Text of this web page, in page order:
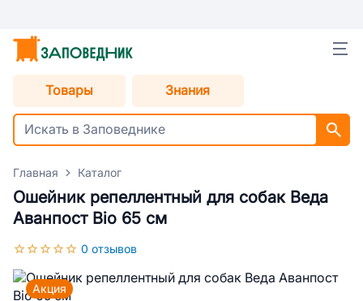
Товары Знания
Главная Каталог
Ошейник репеллентный для собак Веда
Аванпост Bio 65 см
0 отзывов
Акция